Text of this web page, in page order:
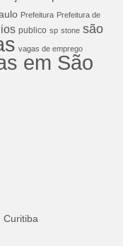
Prefeitura Prefeitura de
publico sp stone são
vagas de emprego
em São
Curitiba